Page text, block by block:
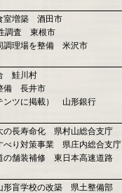
室増築 酒田市
調査 東根市
調理場を整備 米沢市
鮭川村
備 長井市
ンツに掲載） 山形銀行
の長寿命化 県村山総合支庁
べり対策事業 県庄内総合支庁
の舗装補修 東日本高速道路
形盲学校の改築 県土整備部